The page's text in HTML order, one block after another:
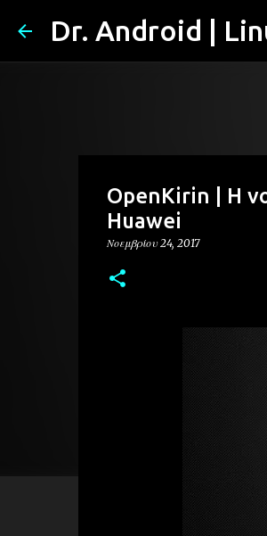
Dr. Android |
OpenKirin | Η
Huawei
Νοεμβρίου 24, 2017